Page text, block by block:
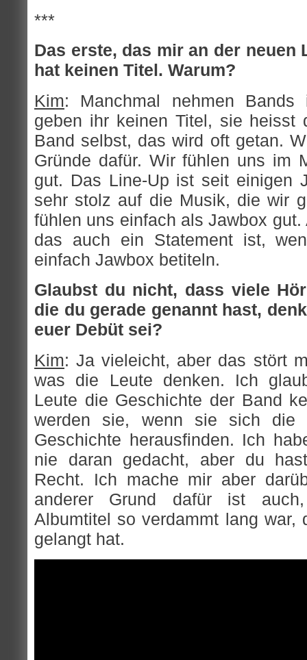
***
Das erste, das mir an der neuen
hat keinen Titel. Warum?
Kim: Manchmal nehmen
geben ihr keinen Titel, sie heisst
Band selbst, das wird oft getan.
Gründe dafür. Wir fühlen uns im
gut. Das Line-Up ist seit einigen
sehr stolz auf die Musik, die wir
fühlen uns einfach als Jawbox
das auch ein Statement ist,
einfach Jawbox betiteln.
Glaubst du nicht, dass viele
die du gerade genannt hast,
euer Debüt sei?
Kim: Ja vieleicht, aber das stört
was die Leute denken. Ich
Leute die Geschichte der Band
werden sie, wenn sie sich die
Geschichte herausfinden. Ich
nie daran gedacht, aber du
Recht. Ich mache mir aber
anderer Grund dafür ist
Albumtitel so verdammt lang war,
gelangt hat.